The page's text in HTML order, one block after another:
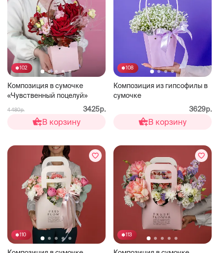
102
Композиция в сумочке
«Чувственный поцелуй»
4 480р. 3425р.
В корзину
108
Композиция из гипсофилы в
сумочке
3629р.
В корзину
110 113